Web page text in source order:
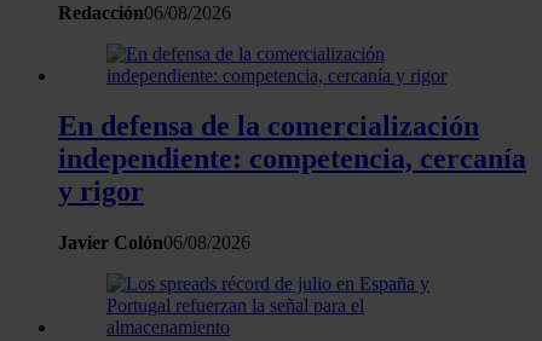
Redacción06/08/2026
En defensa de la comercialización
independiente: competencia, cercanía
y rigor
Javier Colón06/08/2026